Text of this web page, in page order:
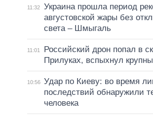
11:32
Украина прошла период
августовской жары без
света – Шмыгаль
11:01
Российский дрон попал в
Прилуках, вспыхнул
10:56 Удар по Киеву: во время
последствий обнаружили
человека